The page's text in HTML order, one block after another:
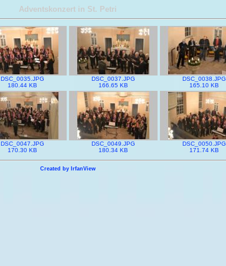
Adventskonzert in St. Petri
DSC_0035.JPG
180.44 KB
DSC_0037.JPG
166.65 KB
DSC_0038.JPG
165.10 KB
DSC_0047.JPG
170.30 KB
DSC_0049.JPG
180.34 KB
DSC_0050.JPG
171.74 KB
Created by IrfanView